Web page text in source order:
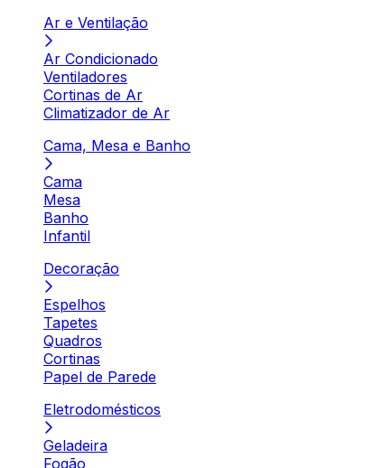
Ar e Ventilação
Ar Condicionado
Ventiladores
Cortinas de Ar
Climatizador de Ar
Cama, Mesa e Banho
Cama
Mesa
Banho
Infantil
Decoração
Espelhos
Tapetes
Quadros
Cortinas
Papel de Parede
Eletrodomésticos
Geladeira
Fogão